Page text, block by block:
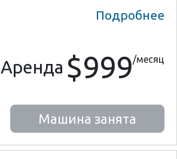
Подробнее
Аренда $999/месяц
Машина занята